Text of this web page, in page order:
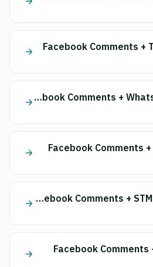
Facebook Comments +
Facebook Comments + Whatsapp API
Facebook Comments
Facebook Comments + STM Express
Facebook Comments